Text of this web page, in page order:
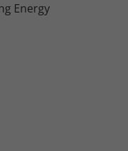
Energy